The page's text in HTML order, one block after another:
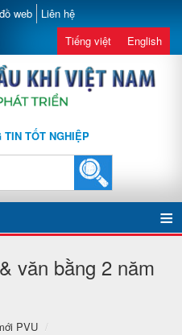
web Liên hệ
Tiếng việt English
TIN TỐT NGHIỆP
văn bằng 2 năm
PVU
/